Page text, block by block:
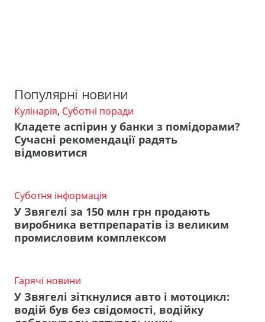
Популярні новини
Кулінарія, Суботні поради
Кладете аспірин у банки з помідорами?
Сучасні рекомендації радять
відмовитися
Суботня інформація
У Звягелі за 150 млн грн продають
виробника ветпрепаратів із великим
промисловим комплексом
Гарячі новини
У Звягелі зіткнулися авто і мотоцикл:
водій був без свідомості, водійку